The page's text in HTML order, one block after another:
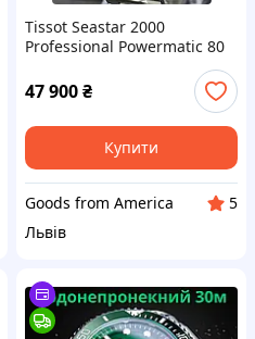
Tissot Seastar 2000
Professional Powermatic 80
47 900₴
Купити
Goods from America
5
Львів